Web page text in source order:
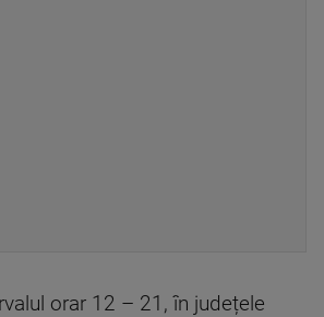
orar 12 – 21, în județele